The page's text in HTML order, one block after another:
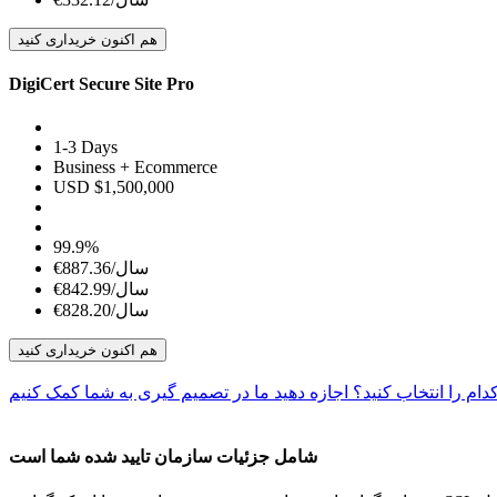
هم اکنون خریداری کنید
DigiCert Secure Site Pro
1-3 Days
Business + Ecommerce
USD $1,500,000
99.9%
€887.36/سال
€842.99/سال
€828.20/سال
هم اکنون خریداری کنید
را انتخاب کنید؟ اجازه دهید ما در تصمیم گیری به شما کمک کنیم
شامل جزئیات سازمان تایید شده شما است